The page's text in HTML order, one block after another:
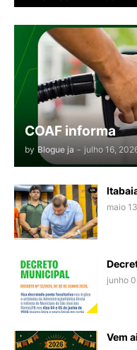
COAF informa
by Blogue ja - julho 16,
maio
junho
Vem